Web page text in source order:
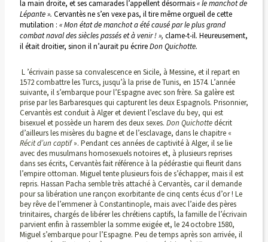
la main droite, et ses camarades l’appellent désormais« le manchot de
Lépante ». Cervantès ne s’en vexe pas, il tire même orgueil de cette
mutilation : « Mon état de manchot a été causé par le plus grand
combat naval des siècles passés et à venir ! », clame-t-il. Heureusement,
il était droitier, sinon il n’aurait pu écrireDon Quichotte.
L ’écrivain passe sa convalescence en Sicile, à Messine, et il repart en
1572 combattre les Turcs, jusqu’à la prise de Tunis, en 1574. L’année
suivante, il s’embarque pour l’Espagne avec son frère. Sa galère est
prise par les Barbaresques qui capturent les deux Espagnols. Prisonnier,
Cervantès est conduit à Alger et devient l’esclave du bey, qui est
bisexuel et possède un harem des deux sexes. Don Quichottedécrit
d’ailleurs les misères du bagne et de l’esclavage, dans le chapitre «
Récit d’un captif». Pendant ces années de captivité à Alger, il se lie
avec des musulmans homosexuels notoires et, à plusieurs reprises
dans ses écrits, Cervantès fait référence à la pédérastie qui fleurit dans
l’empire ottoman. Miguel tente plusieurs fois de s’échapper, mais il est
repris. Hassan Pacha semble très attaché à Cervantès, car il demande
pour sa libération une rançon exorbitante de cinq cents écus d’or ! Le
bey rêve de l’emmener à Constantinople, mais avec l’aide des pères
trinitaires, chargés de libérer les chrétiens captifs, la famille de l’écrivain
parvient enfin à rassembler la somme exigée et, le 24 octobre 1580,
Miguel s’embarque pour l’Espagne. Peu de temps après son arrivée, il